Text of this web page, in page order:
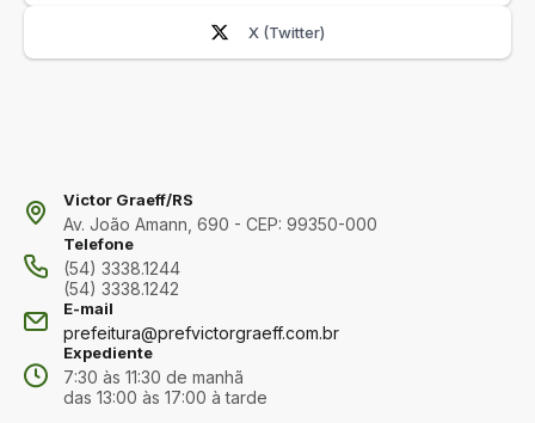
X (Twitter)
Victor Graeff/RS
Av. João Amann, 690 - CEP: 99350-000
Telefone
(54) 3338.1244
(54) 3338.1242
E-mail
prefeitura@prefvictorgraeff.com.br
Expediente
7:30 às 11:30 de manhã
das 13:00 às 17:00 à tarde